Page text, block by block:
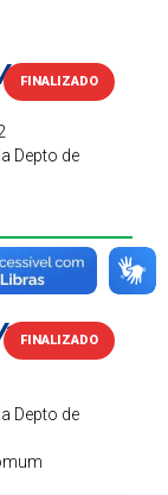
FINALIZADO
2022
Depto de
FINALIZADO
2022
Depto de